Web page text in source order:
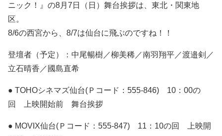
ニック！』の8月7日（日）舞台挨拶は、東北・関東地
区。
8/6の西宮から、8/7は仙台に飛ぶのですね！！
登壇者（予定）：中尾暢樹／柳美稀／南羽翔平／渡邉剣／
立石晴香／國島直希
● TOHOシネマズ仙台(Ｐコード：555-846) 10：00の
回 上映開始前 舞台挨拶
● MOVIX仙台(Ｐコード：555-847) 11：10の回 上映開